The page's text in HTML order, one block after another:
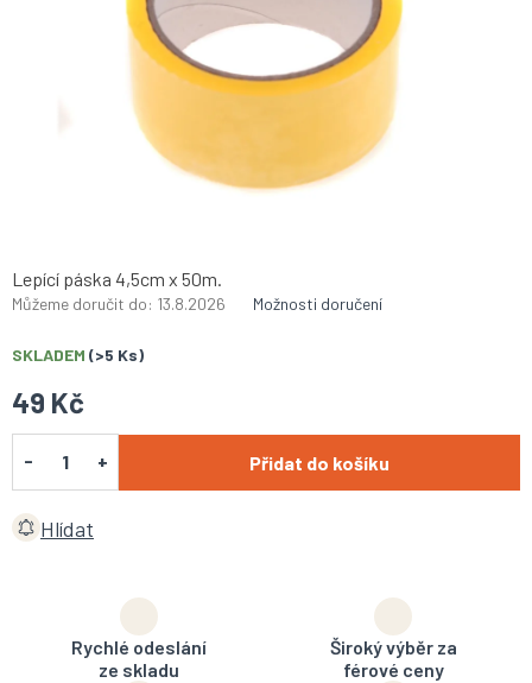
49 Kč
SKLADEM (>5 Ks)
Můžeme doručit do: 13.8.2026 Možnosti doručení
Přidat do košíku
Lepící páska 4,5cm x 50m.
Hlídat
Rychlé odeslání
ze skladu
Široký výběr za
férové ceny